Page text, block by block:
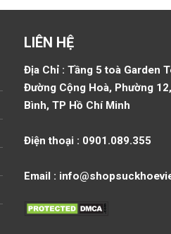
LIÊN HỆ
Địa Chỉ : Tầng 5 toà Garden
Đường Cộng Hoà, Phường
Bình, TP Hồ Chí Minh
Điện thoại : 0901.089.355
Email :